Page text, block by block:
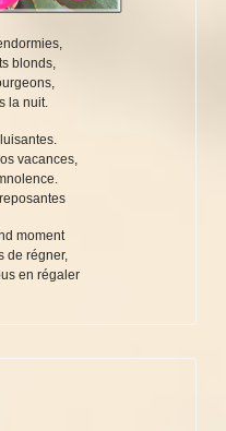
blonds,
la nuit.
vacances,
moment
de régner,
en régaler